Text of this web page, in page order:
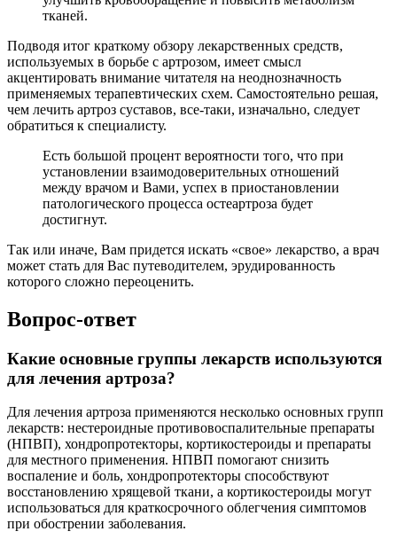
тканей.
Подводя итог краткому обзору лекарственных средств,
используемых в борьбе с артрозом, имеет смысл
акцентировать внимание читателя на неоднозначность
применяемых терапевтических схем. Самостоятельно решая,
чем лечить артроз суставов, все-таки, изначально, следует
обратиться к специалисту.
Есть большой процент вероятности того, что при
установлении взаимодоверительных отношений
между врачом и Вами, успех в приостановлении
патологического процесса остеартроза будет
достигнут.
Так или иначе, Вам придется искать «свое» лекарство, а врач
может стать для Вас путеводителем, эрудированность
которого сложно переоценить.
Вопрос-ответ
Какие основные группы лекарств используются
для лечения артроза?
Для лечения артроза применяются несколько основных групп
лекарств: нестероидные противовоспалительные препараты
(НПВП), хондропротекторы, кортикостероиды и препараты
для местного применения. НПВП помогают снизить
воспаление и боль, хондропротекторы способствуют
восстановлению хрящевой ткани, а кортикостероиды могут
использоваться для краткосрочного облегчения симптомов
при обострении заболевания.